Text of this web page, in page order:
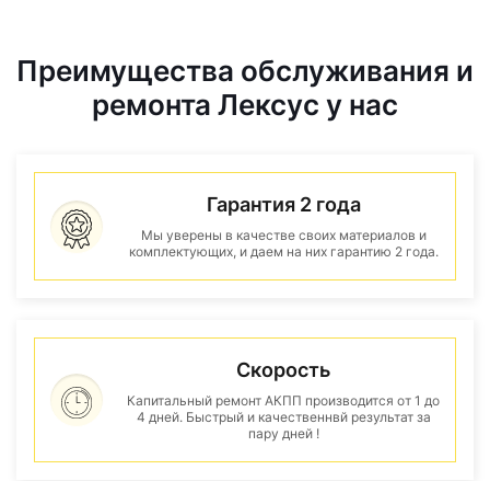
Преимущества обслуживания и
ремонта Лексус у нас
Гарантия 2 года
Мы уверены в качестве своих материалов и
комплектующих, и даем на них гарантию 2 года.
Скорость
Капитальный ремонт АКПП производится от 1 до
4 дней. Быстрый и качественнвй результат за
пару дней !